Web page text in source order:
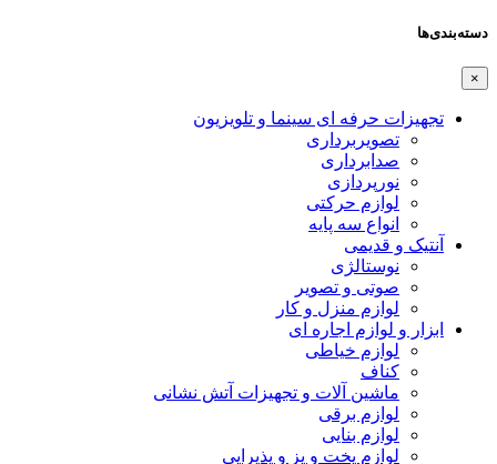
دسته‌بندی‌ها
×
تجهیزات حرفه ای سینما و تلویزیون
تصویربرداری
صدابرداری
نورپردازی
لوازم حرکتی
انواع سه پایه
آنتیک و قدیمی
نوستالژی
صوتی و تصویر
لوازم منزل و کار
ابزار و لوازم اجاره ای
لوازم خیاطی
کناف
ماشین آلات و تجهیزات آتش نشانی
لوازم برقی
لوازم بنایی
لوازم پخت و پز و پذیرایی